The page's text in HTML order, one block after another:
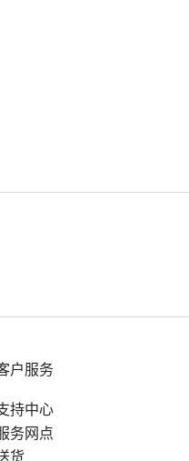
户服务
持中心
务网点
货